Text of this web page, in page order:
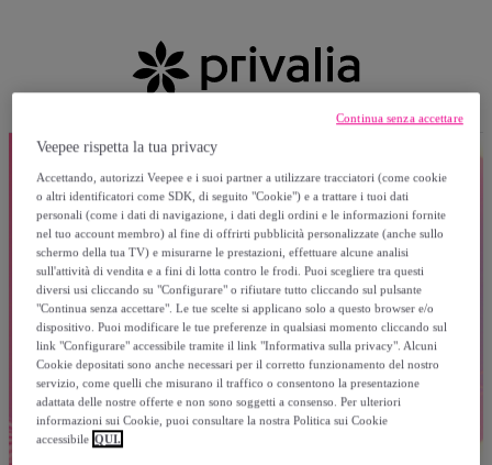
Veepee rispetta la tua privacy
Accettando, autorizzi Veepee e i suoi partner a utilizzare tracciatori (come cookie
o altri identificatori come SDK, di seguito "Cookie") e a trattare i tuoi dati
personali (come i dati di navigazione, i dati degli ordini e le informazioni fornite
nel tuo account membro) al fine di offrirti pubblicità personalizzate (anche sullo
schermo della tua TV) e misurarne le prestazioni, effettuare alcune analisi
sull'attività di vendita e a fini di lotta contro le frodi. Puoi scegliere tra questi
diversi usi cliccando su "Configurare" o rifiutare tutto cliccando sul pulsante
"Continua senza accettare". Le tue scelte si applicano solo a questo browser e/o
dispositivo. Puoi modificare le tue preferenze in qualsiasi momento cliccando sul
link "Configurare" accessibile tramite il link "Informativa sulla privacy". Alcuni
Cookie depositati sono anche necessari per il corretto funzionamento del nostro
servizio, come quelli che misurano il traffico o consentono la presentazione
adattata delle nostre offerte e non sono soggetti a consenso. Per ulteriori
informazioni sui Cookie, puoi consultare la nostra Politica sui Cookie
accessibile QUI.
Continua senza accettare